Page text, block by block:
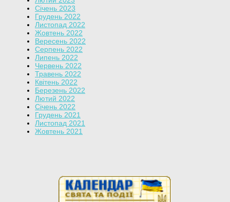
Січень 2023
Грудень 2022
Листопад 2022
Жовтень 2022
Вересень 2022
Серпень 2022
Липень 2022
Червень 2022
Травень 2022
Квітень 2022
Березень 2022
Лютий 2022
Січень 2022
Грудень 2021
Листопад 2021
Жовтень 2021